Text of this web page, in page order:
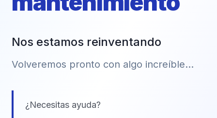
Nos estamos reinventando
Volveremos pronto con algo increíble...
¿Necesitas ayuda?